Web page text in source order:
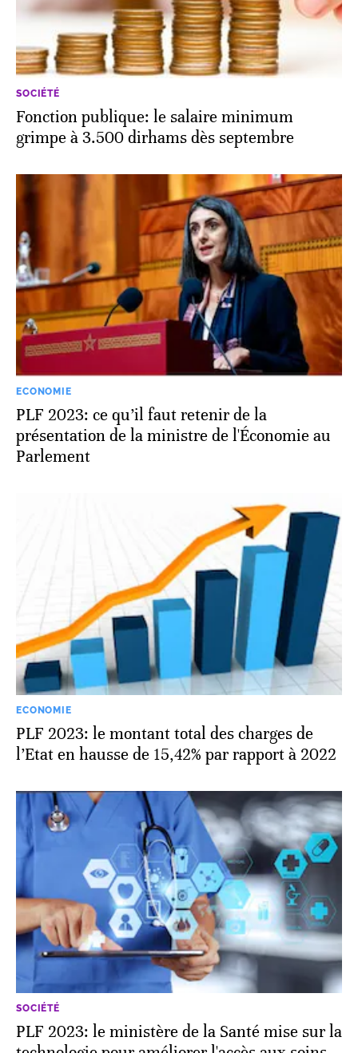
SOCIÉTÉ
Fonction publique: le salaire minimum
grimpe à 3.500 dirhams dès septembre
ECONOMIE
PLF 2023: ce qu’il faut retenir de la
présentation de la ministre de l'Économie au
Parlement
ECONOMIE
PLF 2023: le montant total des charges de
l’Etat en hausse de 15,42% par rapport à 2022
SOCIÉTÉ
PLF 2023: le ministère de la Santé mise sur la